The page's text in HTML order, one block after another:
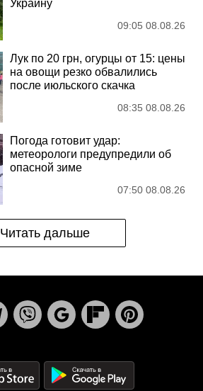
Украину
09:05 08.08.26
Лук по 20 грн, огурцы от 15: цены
на овощи резко обвалились
после июльского скачка
08:35 08.08.26
Погода готовит удар:
метеорологи предупредили об
опасной зиме
07:50 08.08.26
Читать дальше